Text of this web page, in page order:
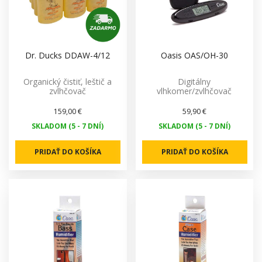
Dr. Ducks DDAW-4/12
Organický čistiť, leštič a
zvlhčovač
159,00 €
SKLADOM (5 - 7 DNÍ)
PRIDAŤ DO KOŠÍKA
Oasis OAS/OH-30
Digitálny
vlhkomer/zvlhčovač
59,90 €
SKLADOM (5 - 7 DNÍ)
PRIDAŤ DO KOŠÍKA